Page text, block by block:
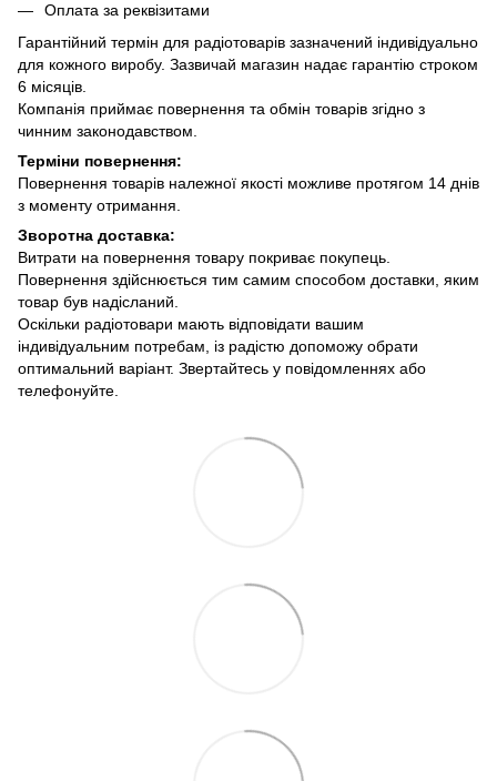
Оплата за реквізитами
Гарантійний термін для радіотоварів зазначений індивідуально
для кожного виробу. Зазвичай магазин надає гарантію строком
6 місяців.
Компанія приймає повернення та обмін товарів згідно з
чинним законодавством.
Терміни повернення:
Повернення товарів належної якості можливе протягом 14 днів
з моменту отримання.
Зворотна доставка:
Витрати на повернення товару покриває покупець.
Повернення здійснюється тим самим способом доставки, яким
товар був надісланий.
Оскільки радіотовари мають відповідати вашим
індивідуальним потребам, із радістю допоможу обрати
оптимальний варіант. Звертайтесь у повідомленнях або
телефонуйте.